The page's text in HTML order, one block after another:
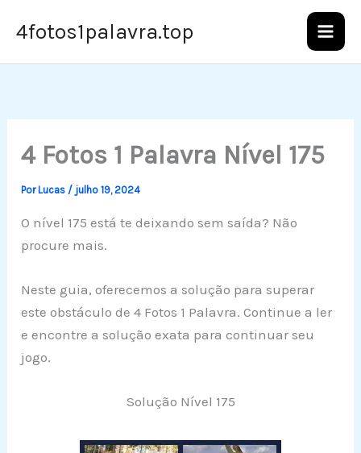
para4fotos1palavra.top
4 Fotos 1 Palavra Nível 175
PorLucas / julho 19, 2024
O nível 175 está te deixando sem saída? Não
procure mais.
Neste guia, oferecemos a solução para superar
este obstáculo de 4 Fotos 1 Palavra. Continue a ler
e encontre a solução exata para continuar seu
jogo.
Solução Nível 175